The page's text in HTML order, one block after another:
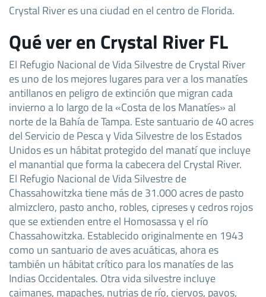
Crystal River es una ciudad en el centro de Florida.
Qué ver en Crystal River FL
El Refugio Nacional de Vida Silvestre de Crystal River
es uno de los mejores lugares para ver a los manatíes
antillanos en peligro de extinción que migran cada
invierno a lo largo de la «Costa de los Manatíes» al
norte de la Bahía de Tampa. Este santuario de 40 acres
del Servicio de Pesca y Vida Silvestre de los Estados
Unidos es un hábitat protegido del manatí que incluye
el manantial que forma la cabecera del Crystal River.
El Refugio Nacional de Vida Silvestre de
Chassahowitzka tiene más de 31.000 acres de pasto
almizclero, pasto ancho, robles, cipreses y cedros rojos
que se extienden entre el Homosassa y el río
Chassahowitzka. Establecido originalmente en 1943
como un santuario de aves acuáticas, ahora es
también un hábitat crítico para los manatíes de las
Indias Occidentales. Otra vida silvestre incluye
caimanes, mapaches, nutrias de río, ciervos, pavos,